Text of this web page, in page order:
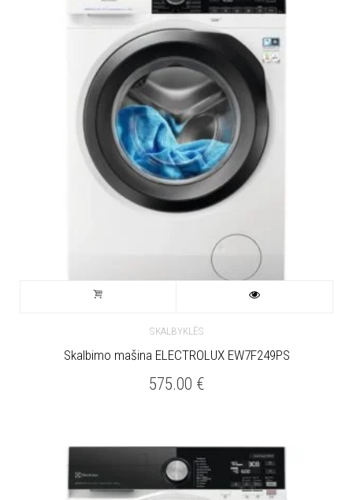
SKALBYKLĖS
Skalbimo mašina ELECTROLUX EW7F249PS
575.00 €